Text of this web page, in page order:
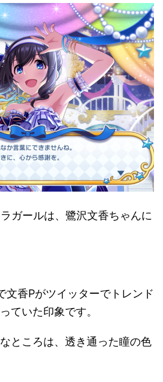
ガールは、鷺沢文香ちゃんに
文香Pがツイッターでトレンド
ていた印象です。
ところは、透き通った瞳の色